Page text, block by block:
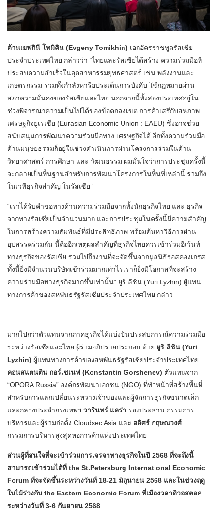
ด้านเยฟกินี โทมิคิน (Evgeny Tomikhin) เอกอัครราชทูตรัสเซีย
ประจำประเทศไทย กล่าวว่า “ไทยและรัสเซียได้สร้าง ความร่วมมือที่
ประสบความสำเร็จในอุตสาหกรรมยุทธศาสตร์ เช่น พลังงานและ
เกษตรกรรม รวมทั้งกำลังหารือประเด็นการบังคับ ใช้กฎหมายผ่าน
สภาความมั่นคงของรัสเซียและไทย นอกจากนี้ทั้งสองประเทศอยู่ใน
ช่วงพิจารณาความเป็นไปได้ของข้อตกลงเขต การค้าเสรีกับสหภาพ
เศรษฐกิจยูเรเชีย (Eurasian Economic Union : EAEU) ซึ่งอาจช่วย
สนับสนุนการพัฒนาความร่วมมือทาง เศรษฐกิจได้ อีกทั้งความร่วมมือ
ด้านมนุษยธรรมก็อยู่ในช่วงดำเนินการผ่านโครงการร่วมในด้าน
วิทยาศาสตร์ การศึกษา และ วัฒนธรรม ผมมั่นใจว่าการประชุมครั้งนี้
จะกลายเป็นพื้นฐานสำหรับการพัฒนาโครงการในพื้นที่เหล่านี้ รวมถึง
ในเวทีธุรกิจสำคัญ ในรัสเซีย”
“เราได้รับคำขอทางด้านความร่วมมือจากทั้งนักธุรกิจไทย และ ธุรกิจ
จากทางรัสเซียเป็นจำนวนมาก และการประชุมในครั้งนี้มีความสำคัญ
ในการสร้างความสัมพันธ์ที่มีประสิทธิภาพ พร้อมค้นหาวิธีการผ่าน
อุปสรรคร่วมกัน นี้คืออีกเหตุผลสำคัญที่ธุรกิจไทยควรเข้าร่วมอีเว้นท์
ทางธุรกิจของรัสเซีย รวมไปถึงงานที่จะจัดขึ้นจากมูลนิธิรอสคองเกรส
ทั้งนี้ยิ่งมีจำนวนบริษัทเข้าร่วมมากเท่าไรเราก็ยิ่งมีโอกาสที่จะสร้าง
ความร่วมมือทางธุรกิจมากขึ้นเท่านั้น” ยูริ ลีชิน (Yuri Lyzhin) ผู้แทน
ทางการค้าของสหพันธรัฐรัสเซียประจำประเทศไทย กล่าว
มากไปกว่าตัวแทนจากภาคธุรกิจได้แบ่งปันประสบการณ์ความร่วมมือ
ระหว่างรัสเซียและไทย ผู้ร่วมอภิปรายประกอบ ด้วย ยูริ ลีชิน (Yuri
Lyzhin) ผู้แทนทางการค้าของสหพันธรัฐรัสเซียประจำประเทศไทย
คอนสแตนติน กอร์เชเนฟ (Konstantin Gorshenev) ตัวแทนจาก
“OPORA Russia” องค์กรพัฒนาเอกชน (NGO) ที่ทำหน้าที่สร้างพื้นที่
สำหรับการแลกเปลี่ยนระหว่างเจ้าของและผู้จัดการธุรกิจขนาดเล็ก
และกลางประจำกรุงเทพฯ วารินทร์ แคร่า รองประธาน กรรมการ
บริหารและผู้ร่วมก่อตั้ง Cloudsec Asia และ อดิศร์ กฤษณวงศ์
กรรมการบริหารสูงสุดหอการค้าแห่งประเทศไทย
ส่วนผู้ที่สนใจที่จะเข้าร่วมการเจรจาทางธุรกิจในปี 2568 ที่จะถึงนี้
สามารถเข้าร่วมได้ที่ the St.Petersburg International Economic
Forum ที่จะจัดขึ้นระหว่างวันที่ 18-21 มิถุนายน 2568 และในช่วงฤดู
ใบไม้ร่วงกับ the Eastern Economic Forum ที่เมืองวลาดิวอสตอค
ระหว่างวันที่ 3-6 กันยายน 2568